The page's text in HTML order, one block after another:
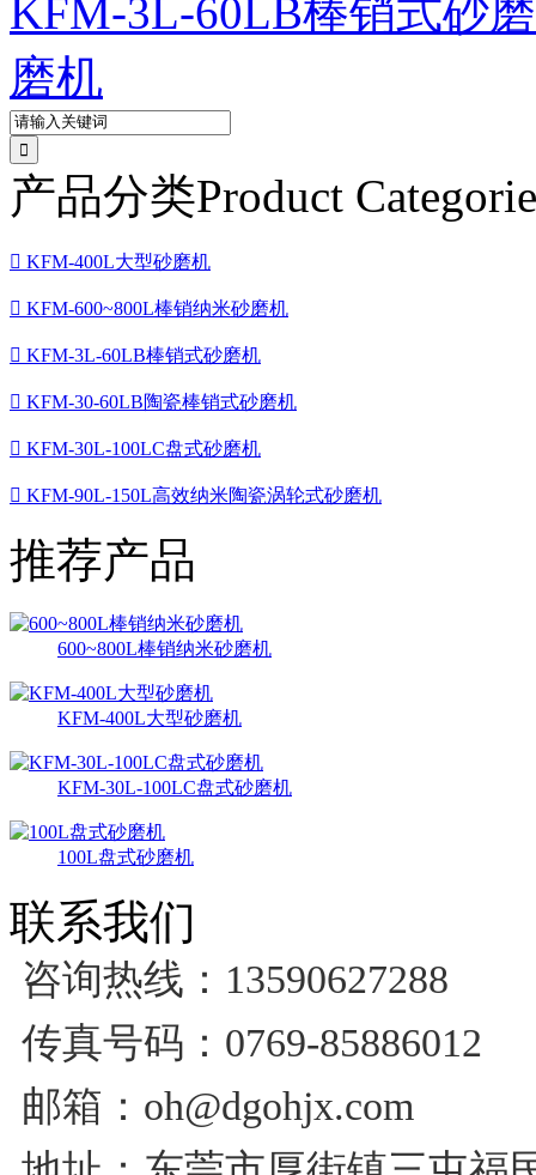
KFM-3L-60LB棒销式砂
磨机
产品分类Product
 KFM-400L大型砂磨机
 KFM-600~800L棒销纳米砂磨机
 KFM-3L-60LB棒销式砂磨机
 KFM-30-60LB陶瓷棒销式砂磨机
 KFM-30L-100LC盘式砂磨机
 KFM-90L-150L高效纳米陶瓷涡轮式砂磨机
推荐产品
600~800L棒销纳米砂磨机
KFM-400L大型砂磨机
KFM-30L-100LC盘式砂磨机
100L盘式砂磨机
联系我们
咨询热线：13590627288
传真号码：0769-85886012
邮箱：oh@dgohjx.com